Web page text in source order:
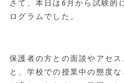
さて、本日は6月から試験的
ログラムでした。
保護者の方との面談やアセ
と、学校での授業中の態度